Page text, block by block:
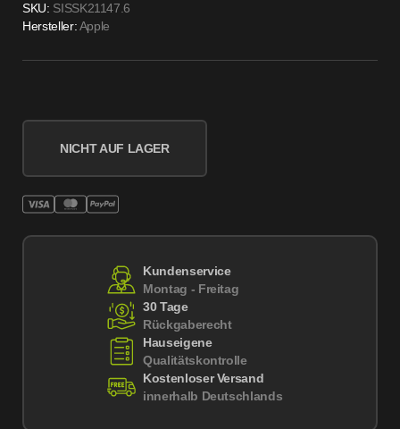
SKU: SISSK21147.6
Hersteller:Apple
NICHT AUF LAGER
Kundenservice
Montag - Freitag
30 Tage
Rückgaberecht
Hauseigene
Qualitätskontrolle
Kostenloser Versand
innerhalb Deutschlands